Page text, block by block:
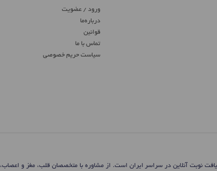
ورود / عضویت
درباره‌ما
قوانین
تماس ‌با ما
سیاست حریم خصوصی
نوبت آنلاین در سراسر ایران است. از مشاوره با متخصصان قلب، مغز و اعصاب،